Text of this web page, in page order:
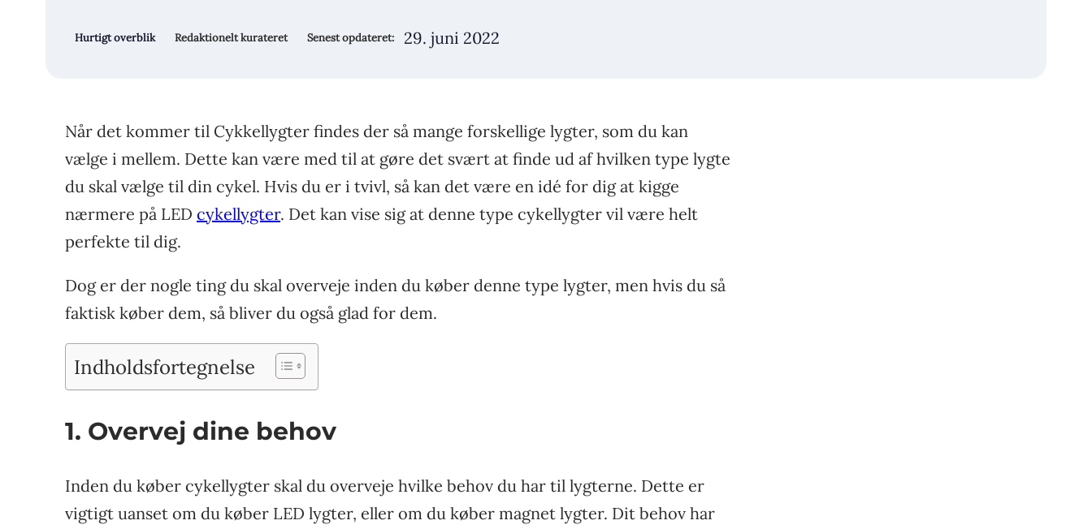
Hurtigt overblik Redaktionelt kurateret Senest opdateret: 29. juni 2022
Når det kommer til Cykkellygter findes der så mange forskellige lygter, som du kan
vælge i mellem. Dette kan være med til at gøre det svært at finde ud af hvilken type lygte
du skal vælge til din cykel. Hvis du er i tvivl, så kan det være en idé for dig at kigge
nærmere på LED cykellygter. Det kan vise sig at denne type cykellygter vil være helt
perfekte til dig.
Dog er der nogle ting du skal overveje inden du køber denne type lygter, men hvis du så
faktisk køber dem, så bliver du også glad for dem.
Indholdsfortegnelse
1. Overvej dine behov
Inden du køber cykellygter skal du overveje hvilke behov du har til lygterne. Dette er
vigtigt uanset om du køber LED lygter, eller om du køber magnet lygter. Dit behov har